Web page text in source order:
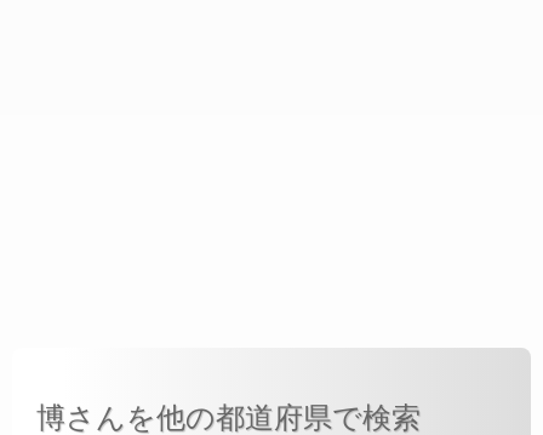
博さんを他の都道府県で検索